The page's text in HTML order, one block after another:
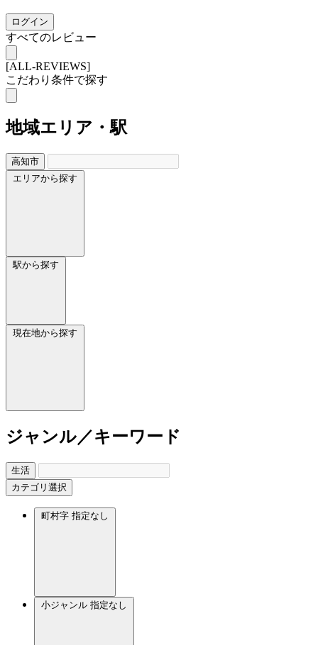
ログイン
すべてのレビュー
[ALL-REVIEWS]
こだわり条件で探す
地域エリア・駅
高知市
エリアから探す
駅から探す
現在地から探す
ジャンル／キーワード
生活
カテゴリ選択
町村字 指定なし
小ジャンル 指定なし